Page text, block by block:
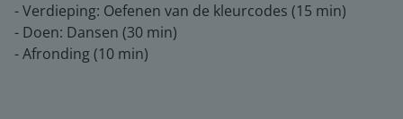
- Verdieping: Oefenen van de kleurcodes (15 min)
- Doen: Dansen (30 min)
- Afronding (10 min)